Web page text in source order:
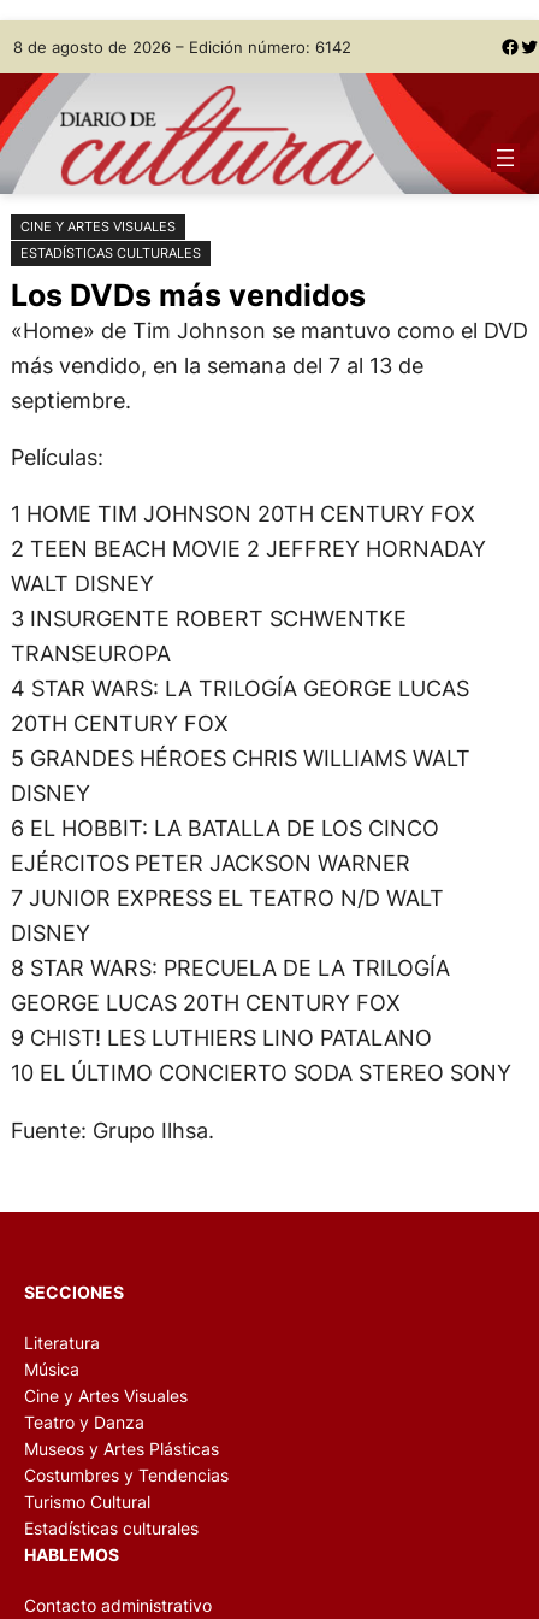
Saltar
al
contenido
Skip
to
content
8 de agosto de 2026 – Edición número: 6142 Facebook Twitter
CINE Y ARTES VISUALES
ESTADÍSTICAS CULTURALES
Los DVDs más vendidos
«Home» de Tim Johnson se mantuvo como el DVD
más vendido, en la semana del 7 al 13 de
septiembre.
Películas:
1 HOME TIM JOHNSON 20TH CENTURY FOX
2 TEEN BEACH MOVIE 2 JEFFREY HORNADAY
WALT DISNEY
3 INSURGENTE ROBERT SCHWENTKE
TRANSEUROPA
4 STAR WARS: LA TRILOGÍA GEORGE LUCAS
20TH CENTURY FOX
5 GRANDES HÉROES CHRIS WILLIAMS WALT
DISNEY
6 EL HOBBIT: LA BATALLA DE LOS CINCO
EJÉRCITOS PETER JACKSON WARNER
7 JUNIOR EXPRESS EL TEATRO N/D WALT
DISNEY
8 STAR WARS: PRECUELA DE LA TRILOGÍA
GEORGE LUCAS 20TH CENTURY FOX
9 CHIST! LES LUTHIERS LINO PATALANO
10 EL ÚLTIMO CONCIERTO SODA STEREO SONY
Fuente: Grupo Ilhsa.
SECCIONES
Literatura
Música
Cine y Artes Visuales
Teatro y Danza
Museos y Artes Plásticas
Costumbres y Tendencias
Turismo Cultural
Estadísticas culturales
HABLEMOS
Contacto administrativo